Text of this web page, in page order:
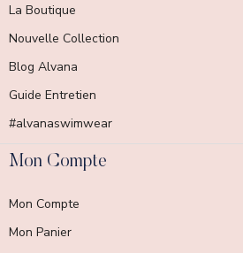
La Boutique
Nouvelle Collection
Blog Alvana
Guide Entretien
#alvanaswimwear
Mon Compte
Mon Compte
Mon Panier